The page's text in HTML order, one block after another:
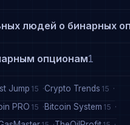
людей о бинарных
опционам1
Jump 15 Crypto Trends 15
PRO 15 Bitcoin System 15